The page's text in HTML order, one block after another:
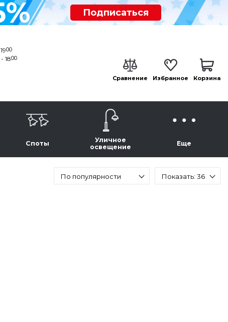
Подписаться
00
- 1800
Сравнение Избранное Корзина
Споты
Уличное
освещение
Еще
По популярности Показать: 36